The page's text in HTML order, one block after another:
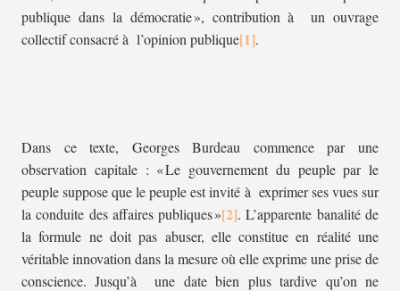
publique dans la démocratie », contribution à un ouvrage
collectif consacré à l’opinion publique
.
Dans ce texte, Georges Burdeau commence par une
observation capitale : « Le gouvernement du peuple par le
peuple suppose que le peuple est invité à exprimer ses vues sur
la conduite des affaires publiques »
. L’apparente banalité de
la formule ne doit pas abuser, elle constitue en réalité une
véritable innovation dans la mesure où elle exprime une prise de
conscience. Jusqu’à une date bien plus tardive qu’on ne